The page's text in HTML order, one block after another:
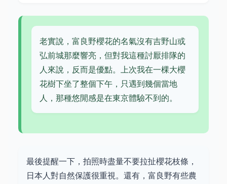
老實說，富良野櫻花的名氣沒有吉野山或
弘前城那麼響亮，但對我這種討厭排隊的
人來說，反而是優點。上次我在一棵大櫻
花樹下坐了整個下午，只遇到幾個當地
人，那種悠閒感是在東京體驗不到的。
最後提醒一下，拍照時盡量不要拉扯櫻花枝條，
日本人對自然保護很重視。還有，富良野有些農